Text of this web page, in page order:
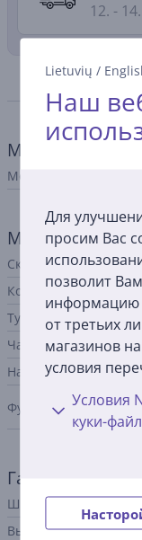
Lietuvių /
Наш
Для
просим Вас
позволит
информацию
от третьих
магазинов
условия
Условия
куки-
12. -
Мощность
Мощность
Миксер
Скорость вращения
Количество скоростей
Турбо-режим
Чаша для
Насадки
Функции
Габариты
Ширина
Высота